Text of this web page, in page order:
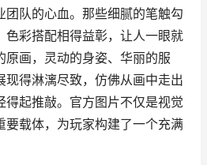
团队的心血。那些细腻的笔触勾
色彩搭配相得益彰，让人一眼就
原画，灵动的身姿、华丽的服
现得淋漓尽致，仿佛从画中走出
得起推敲。官方图片不仅是视觉
要载体，为玩家构建了一个充满